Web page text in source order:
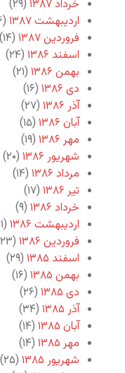
خرداد ۱۳۸۷
(۲۹)
اردیبهشت ۱۳۸۷
(۲۶)
فروردین ۱۳۸۷
(۱۴)
اسفند ۱۳۸۶
(۲۴)
بهمن ۱۳۸۶
(۲۱)
دی ۱۳۸۶
(۱۶)
آذر ۱۳۸۶
(۲۷)
آبان ۱۳۸۶
(۱۵)
مهر ۱۳۸۶
(۱۹)
شهریور ۱۳۸۶
(۲۰)
مرداد ۱۳۸۶
(۱۴)
تیر ۱۳۸۶
(۱۷)
خرداد ۱۳۸۶
(۹)
اردیبهشت ۱۳۸۶
(۲۱)
فروردین ۱۳۸۶
(۲۳)
اسفند ۱۳۸۵
(۲۹)
بهمن ۱۳۸۵
(۱۶)
دی ۱۳۸۵
(۲۶)
آذر ۱۳۸۵
(۳۴)
آبان ۱۳۸۵
(۱۴)
مهر ۱۳۸۵
(۱۴)
شهریور ۱۳۸۵
(۲۵)